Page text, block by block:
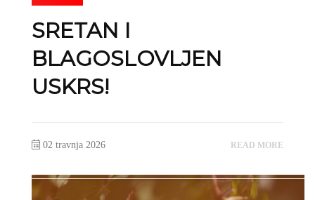
SRETAN I
BLAGOSLOVLJEN
USKRS!
02 travnja 2026 READ MORE